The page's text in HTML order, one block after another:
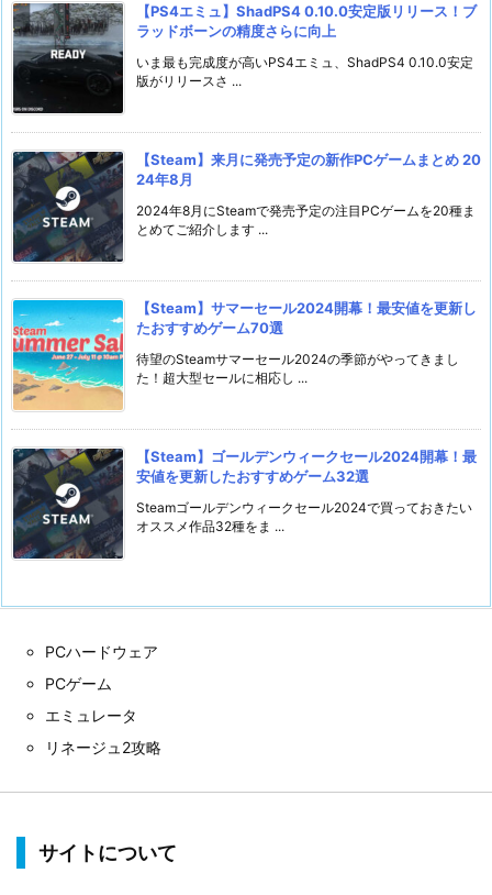
【PS4エミュ】ShadPS4 0.10.0安定版リリース！ブ
ラッドボーンの精度さらに向上
いま最も完成度が高いPS4エミュ、ShadPS4 0.10.0安定
版がリリースさ ...
【Steam】来月に発売予定の新作PCゲームまとめ 20
24年8月
2024年8月にSteamで発売予定の注目PCゲームを20種ま
とめてご紹介します ...
【Steam】サマーセール2024開幕！最安値を更新し
たおすすめゲーム70選
待望のSteamサマーセール2024の季節がやってきまし
た！超大型セールに相応し ...
【Steam】ゴールデンウィークセール2024開幕！最
安値を更新したおすすめゲーム32選
Steamゴールデンウィークセール2024で買っておきたい
オススメ作品32種をま ...
PCハードウェア
PCゲーム
エミュレータ
リネージュ2攻略
サイトについて